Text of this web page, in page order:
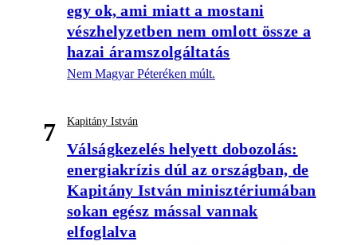
egy ok, ami miatt a mostani
vészhelyzetben nem omlott össze a
hazai áramszolgáltatás
Nem Magyar Péteréken múlt.
7 Kapitány István
Válságkezelés helyett dobozolás:
energiakrízis dúl az országban, de
Kapitány István minisztériumában
sokan egész mással vannak
elfoglalva